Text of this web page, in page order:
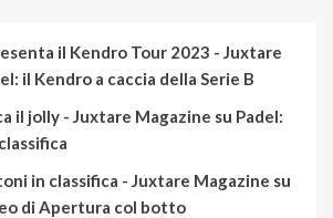
il Kendro Tour 2023 - Juxtare
il Kendro a caccia della Serie B
il jolly - Juxtare Magazine su Padel:
in classifica - Juxtare Magazine su
di Apertura col botto